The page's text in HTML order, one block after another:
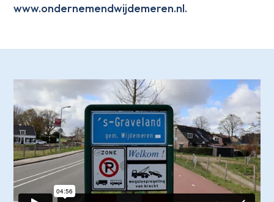
www.ondernemendwijdemeren.nl.